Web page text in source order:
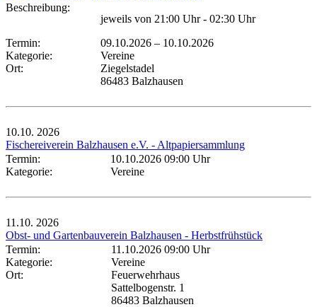
Beschreibung:
jeweils von 21:00 Uhr - 02:30 Uhr
Termin:
09.10.2026 – 10.10.2026
Kategorie:
Vereine
Ort:
Ziegelstadel
86483 Balzhausen
10.10. 2026
Fischereiverein Balzhausen e.V. - Altpapiersammlung
Termin:
10.10.2026 09:00 Uhr
Kategorie:
Vereine
11.10. 2026
Obst- und Gartenbauverein Balzhausen - Herbstfrühstück
Termin:
11.10.2026 09:00 Uhr
Kategorie:
Vereine
Ort:
Feuerwehrhaus
Sattelbogenstr. 1
86483 Balzhausen